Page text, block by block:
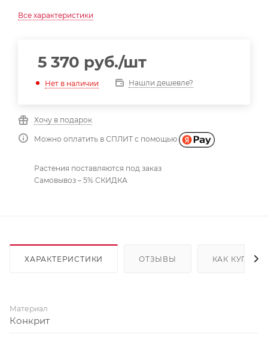
Все характеристики
5 370 руб./шт
Нет в наличии Нашли дешевле?
Хочу в подарок
Можно оплатить в СПЛИТ с помощью
Растения поставляются под заказ
Самовывоз – 5% СКИДКА
ХАРАКТЕРИСТИКИ ОТЗЫВЫ КАК КУПИТЬ
Материал
Конкрит